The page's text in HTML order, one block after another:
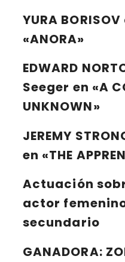
YURA BORISOV
«ANORA»
EDWARD
Seeger en «A
UNKNOWN»
JEREMY
en «THE
Actuación
actor
secundario
GANADORA: